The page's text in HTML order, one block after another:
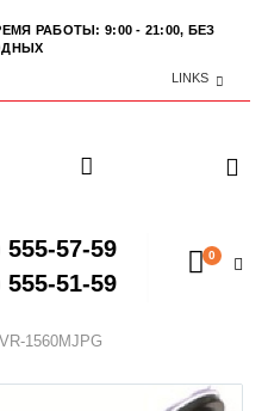
РАБОТЫ: 9:00 - 21:00, БЕЗ
LINKS
555-57-59
555-51-59
0
1560MJPG